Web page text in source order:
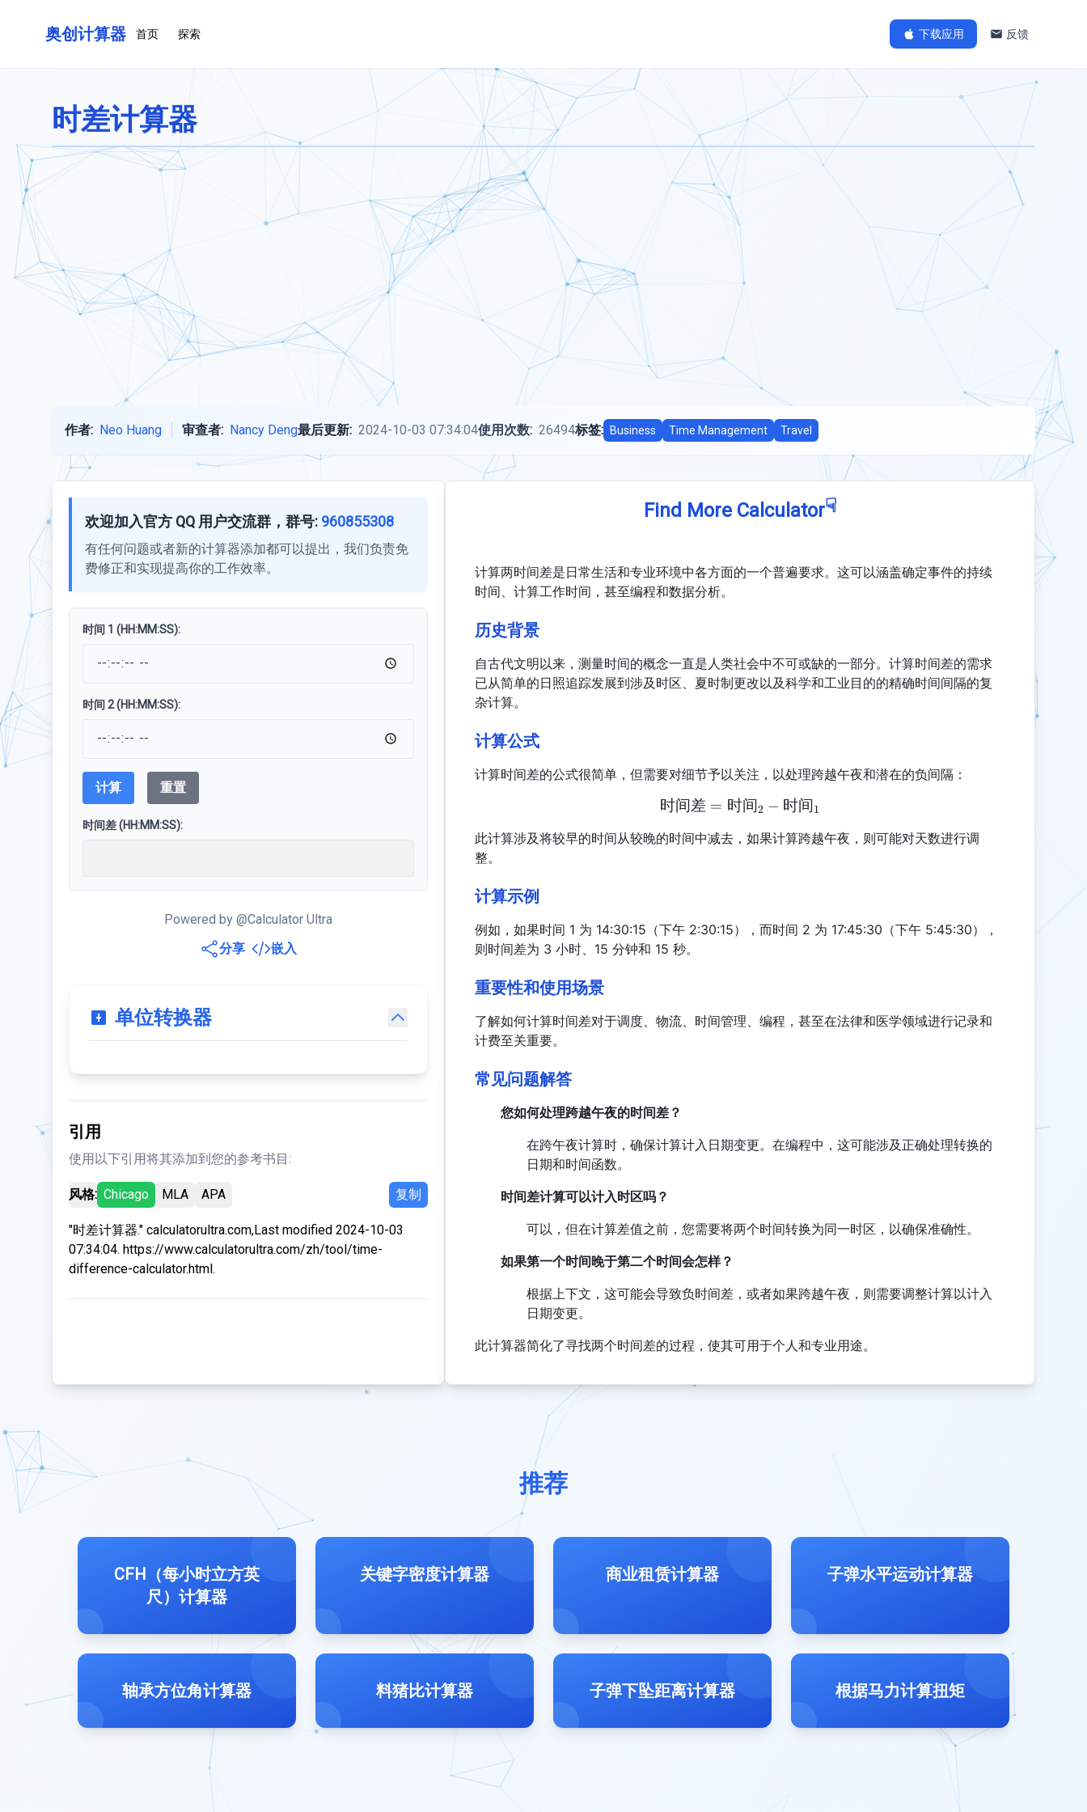
奥创计算器 首页 探索 下载应用 反馈
时差计算器
作者: Neo Huang 审查者: Nancy Deng最后更新: 2024-10-03 07:34:04使用次数: 26494标签: Business Time Management Travel
欢迎加入官方 QQ 用户交流群，群号: 960855308
有任何问题或者新的计算器添加都可以提出，我们负责免
费修正和实现提高你的工作效率。
时间 1 (HH:MM:SS):
时间 2 (HH:MM:SS):
计算 重置
时间差 (HH:MM:SS):
Powered by @Calculator Ultra
分享
嵌入
单位转换器
引用
使用以下引用将其添加到您的参考书目:
风格: Chicago MLA APA 复制
"时差计算器." calculatorultra.com,Last modified 2024-10-03
07:34:04. https://www.calculatorultra.com/zh/tool/time-
difference-calculator.html.
Find More Calculator☟
计算两时间差是日常生活和专业环境中各方面的一个普遍要求。这可以涵盖确定事件的持续
时间、计算工作时间，甚至编程和数据分析。
历史背景
自古代文明以来，测量时间的概念一直是人类社会中不可或缺的一部分。计算时间差的需求
已从简单的日照追踪发展到涉及时区、夏时制更改以及科学和工业目的的精确时间间隔的复
杂计算。
计算公式
计算时间差的公式很简单，但需要对细节予以关注，以处理跨越午夜和潜在的负间隔：
\text{时间差} = \text{时间}_2 - \text{时间}_1
时间差 = 时间2 − 时间 1
此计算涉及将较早的时间从较晚的时间中减去，如果计算跨越午夜，则可能对天数进行调
整。
计算示例
例如，如果时间 1 为 14:30:15（下午 2:30:15），而时间 2 为 17:45:30（下午 5:45:30），
则时间差为 3 小时、15 分钟和 15 秒。
重要性和使用场景
了解如何计算时间差对于调度、物流、时间管理、编程，甚至在法律和医学领域进行记录和
计费至关重要。
常见问题解答
您如何处理跨越午夜的时间差？
在跨午夜计算时，确保计算计入日期变更。在编程中，这可能涉及正确处理转换的
日期和时间函数。
时间差计算可以计入时区吗？
可以，但在计算差值之前，您需要将两个时间转换为同一时区，以确保准确性。
如果第一个时间晚于第二个时间会怎样？
根据上下文，这可能会导致负时间差，或者如果跨越午夜，则需要调整计算以计入
日期变更。
此计算器简化了寻找两个时间差的过程，使其可用于个人和专业用途。
推荐
CFH（每小时立方英
尺）计算器
关键字密度计算器 商业租赁计算器 子弹水平运动计算器
轴承方位角计算器 料猪比计算器 子弹下坠距离计算器 根据马力计算扭矩